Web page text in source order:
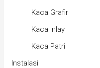
Kaca Grafir
Kaca Inlay
Kaca Patri
Instalasi